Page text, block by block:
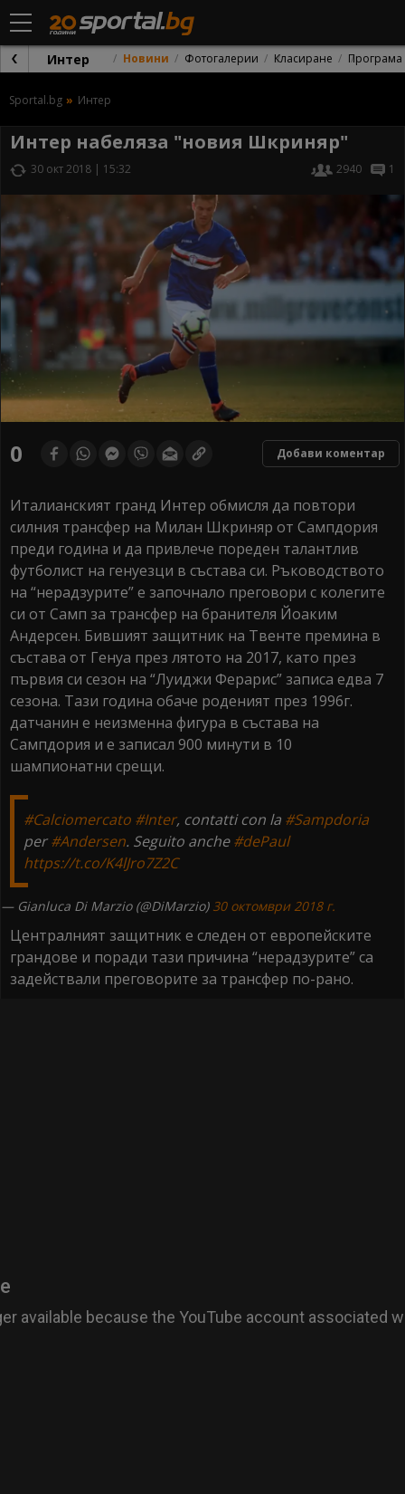
Интер Новини Фотогалерии Класиране Програма
Sportal.bg Интер
Интер набеляза "новия Шкриняр"
30 окт 2018 | 15:32 2940 1
0 Добави коментар
Италианският гранд Интер обмисля да повтори
силния трансфер на Милан Шкриняр от Сампдория
преди година и да привлече пореден талантлив
футболист на генуезци в състава си. Ръководството
на “нерадзурите” е започнало преговори с колегите
си от Самп за трансфер на бранителя Йоаким
Андерсен. Бившият защитник на Твенте премина в
състава от Генуа през лятото на 2017, като през
първия си сезон на “Луиджи Ферарис” записа едва 7
сезона. Тази година обаче роденият през 1996г.
датчанин е неизменна фигура в състава на
Сампдория и е записал 900 минути в 10
шампионатни срещи.
#Calciomercato #Inter, contatti con la #Sampdoria
per#Andersen. Seguito anche#dePaul
https://t.co/K4lJro7Z2C
— Gianluca Di Marzio (@DiMarzio) 30 октомври 2018 г.
Централният защитник е следен от европейските
грандове и поради тази причина “нерадзурите” са
задействали преговорите за трансфер по-рано.